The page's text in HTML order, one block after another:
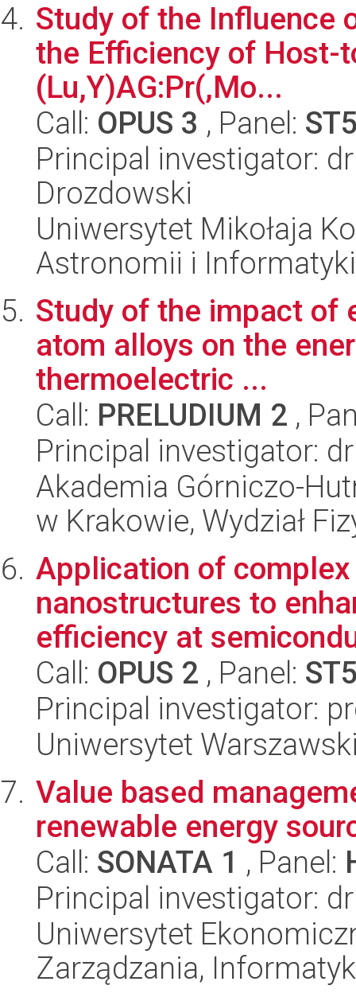
Study of the Influence
the Efficiency of Host-
(Lu,Y)AG:Pr(,Mo...
Call: OPUS 3 , Panel:
Principal investigator:
Drozdowski
Uniwersytet Mikołaja
Astronomii i
Study of the impact of
atom alloys on the
thermoelectric ...
Call: PRELUDIUM 2 ,
Principal investigator:
Akademia Górniczo-
w Krakowie, Wydział
Application of
nanostructures to
efficiency at
Call: OPUS 2 , Panel:
Principal investigator:
Uniwersytet
Value based
renewable energy
Call: SONATA 1 , Panel:
Principal investigator:
Uniwersytet
Zarządzania,